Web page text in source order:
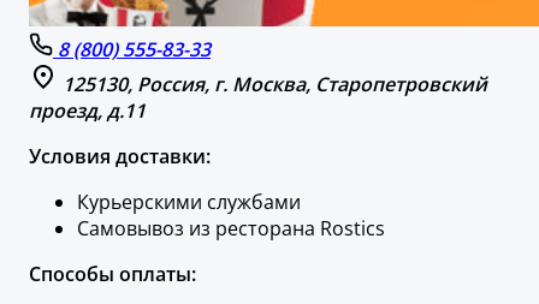
8 (800) 555-83-33
125130, Россия, г. Москва, Старопетровский
проезд, д.11
Условия доставки:
Курьерскими службами
Самовывоз из ресторана Rostics
Способы оплаты: